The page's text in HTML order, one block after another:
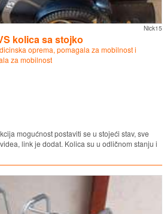
Nick15
kolica sa stojko
oprema, pomagala za mobilnost i
za mobilnost
mogućnost postaviti se u stojeći stav, sve
link je dodat. Kolica su u odličnom stanju i